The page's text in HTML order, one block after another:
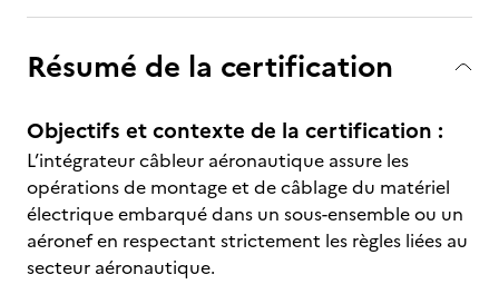
Résumé de la certification
Objectifs et contexte de la certification :
L’intégrateur câbleur aéronautique assure les
opérations de montage et de câblage du matériel
électrique embarqué dans un sous-ensemble ou un
aéronef en respectant strictement les règles liées au
secteur aéronautique.